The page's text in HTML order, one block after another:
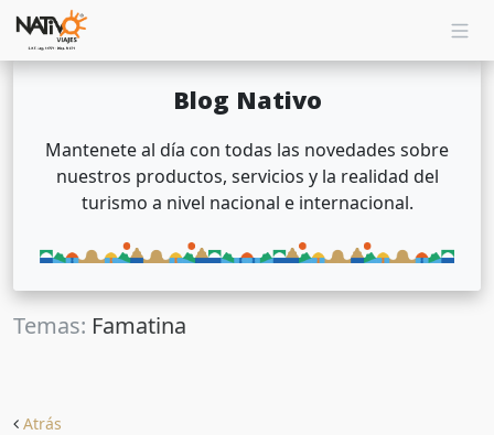
Blog Nativo
Mantenete al día con todas las novedades sobre
nuestros productos, servicios y la realidad del
turismo a nivel nacional e internacional.
Temas: Famatina
Atrás